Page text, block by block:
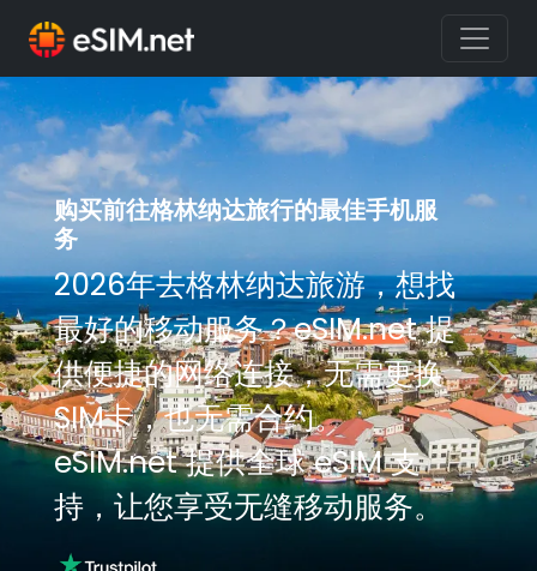
购买前往格林纳达旅行的最佳手机服
务
2026年去格林纳达旅游，想找
最好的移动服务？eSIM.net 提
供便捷的网络连接，无需更换
SIM卡，也无需合约。
eSIM.net 提供全球 eSIM 支
持，让您享受无缝移动服务。
Previous Next